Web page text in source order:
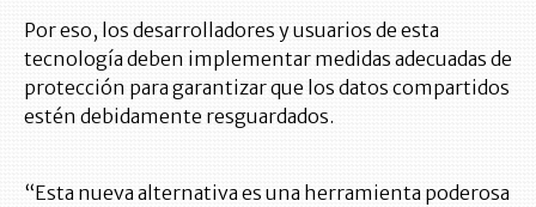
Por eso, los desarrolladores y usuarios de esta
tecnología deben implementar medidas adecuadas de
protección para garantizar que los datos compartidos
estén debidamente resguardados.
“Esta nueva alternativa es una herramienta poderosa